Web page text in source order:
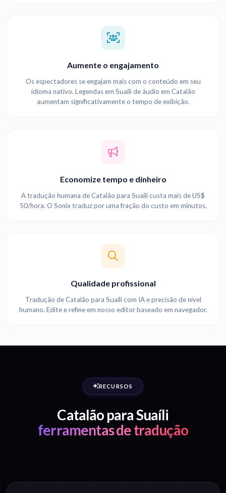
Aumente o engajamento
Os espectadores se engajam mais com o conteúdo em seu
idioma nativo. Legendas em Suaíli de áudio em Catalão
aumentam significativamente o tempo de exibição.
Economize tempo e dinheiro
A tradução humana de Catalão para Suaíli custa mais de US$
50/hora. O Sonix traduz por uma fração do custo em minutos.
Qualidade profissional
Tradução de Catalão para Suaíli com IA e precisão de nível
humano. Edite e refine em nosso editor baseado em navegador.
RECURSOS
Catalão para Suaíli
ferramentas de tradução